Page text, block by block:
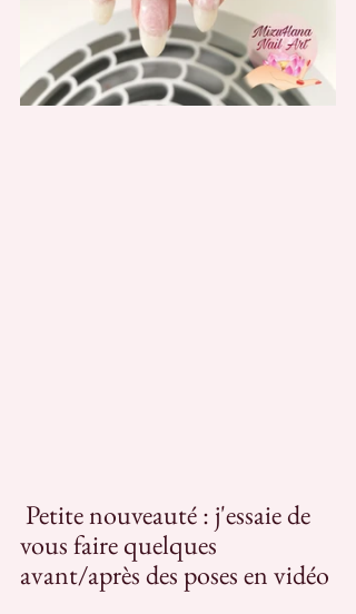
vous faire quelques
avant/après des poses en vidéo